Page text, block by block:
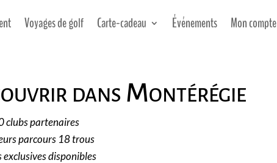
Voyages de golf Carte-cadeau Événements Mon compte
dans Montérégie
clubs partenaires
parcours 18 trous
exclusives disponibles